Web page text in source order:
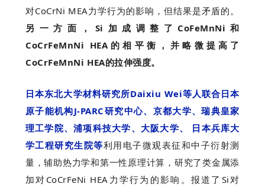
对CoCrNi MEA力学行为的影响，但结果是矛盾的。
另一方面，Si加成调整了CoFeMnNi和
CoCrFeMnNi HEA的相平衡，并略微提高了
CoCrFeMnNi HEA的拉伸强度。
日本东北大学材料研究所Daixiu Wei等人联合日本
原子能机构J-PARC研究中心、京都大学、瑞典皇家
理工学院、浦项科技大学、大阪大学、 日本兵库大
学工程研究生院等利用电子微观表征和中子衍射测
量，辅助热力学和第一性原理计算，研究了类金属添
加对CoCrFeNi HEA力学行为的影响。报道了Si对